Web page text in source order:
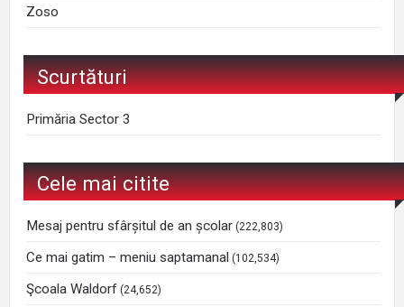
Zoso
Scurtături
Primăria Sector 3
Cele mai citite
Mesaj pentru sfârșitul de an școlar (222,803)
Ce mai gatim – meniu saptamanal (102,534)
Şcoala Waldorf (24,652)